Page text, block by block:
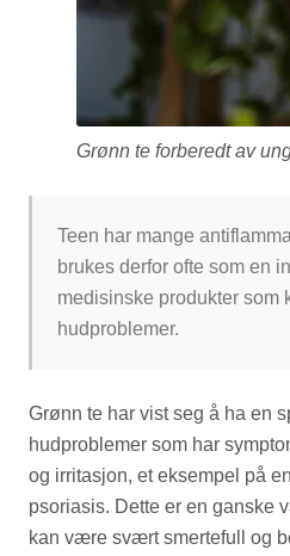
Grønn te forberedt av
Teen har mange
brukes derfor ofte som en
medisinske produkter som
hudproblemer.
Grønn te har vist seg å ha en
hudproblemer som har
og irritasjon, et eksempel på
psoriasis. Dette er en ganske
kan være svært smertefull og